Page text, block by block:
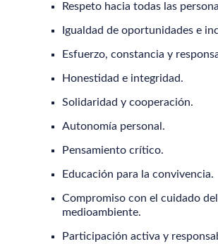
Respeto hacia todas las
Igualdad de oportunidades e
Esfuerzo, constancia y
Honestidad e integridad.
Solidaridad y cooperación.
Autonomía personal.
Pensamiento crítico.
Educación para la convivencia.
Compromiso con el cuidado del
medioambiente.
Participación activa y